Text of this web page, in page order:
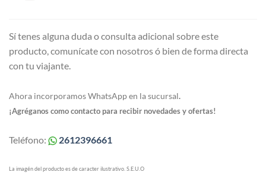
Sí tenes alguna duda o consulta adicional sobre este
producto, comunícate con nosotros ó bien de forma directa
con tu viajante.
Ahora incorporamos WhatsApp en la sucursal.
¡Agréganos como contacto para recibir novedades y ofertas!
Teléfono: 2612396661
La imagén del producto es de caracter ilustrativo. S.E.U.O